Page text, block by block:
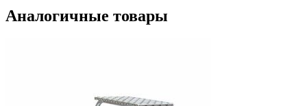
Аналогичные товары